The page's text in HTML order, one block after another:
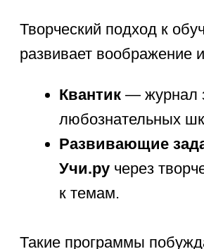
занятия для
детей
в индивидуальной форме
на собственной интерактивной
Обучающие
программы для
обучение увлекательным